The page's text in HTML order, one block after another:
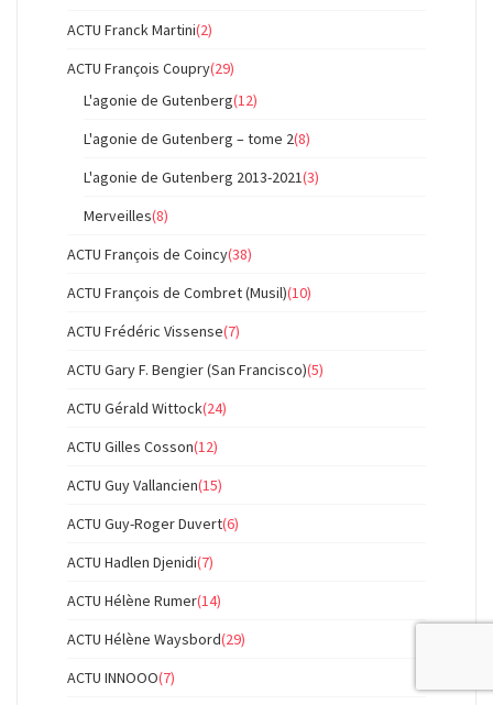
ACTU Franck Martini(2)
ACTU François Coupry(29)
L'agonie de Gutenberg(12)
L'agonie de Gutenberg – tome 2(8)
L'agonie de Gutenberg 2013-2021(3)
Merveilles(8)
ACTU François de Coincy(38)
ACTU François de Combret (Musil)(10)
ACTU Frédéric Vissense(7)
ACTU Gary F. Bengier (San Francisco)(5)
ACTU Gérald Wittock(24)
ACTU Gilles Cosson(12)
ACTU Guy Vallancien(15)
ACTU Guy-Roger Duvert(6)
ACTU Hadlen Djenidi(7)
ACTU Hélène Rumer(14)
ACTU Hélène Waysbord(29)
ACTU INNOOO(7)